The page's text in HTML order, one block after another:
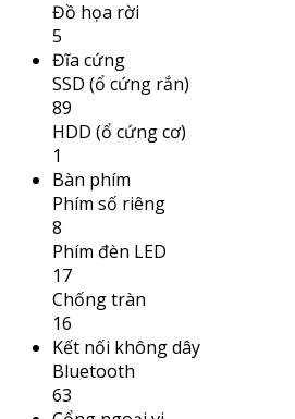
Đồ họa rời
5
Đĩa cứng
SSD (ổ cứng rắn)
89
HDD (ổ cứng cơ)
1
Bàn phím
Phím số riêng
8
Phím đèn LED
17
Chống tràn
16
Kết nối không dây
Bluetooth
63